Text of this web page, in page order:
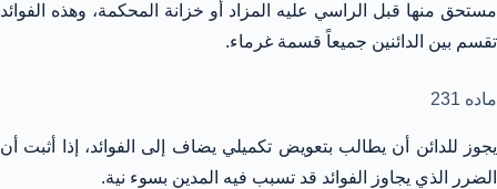
مستحق منها قبل الراسي عليه المزاد أو خزانة المحكمة، وهذه الفوائد
تقسم بين الدائنين جميعاً قسمة غرماء.
ماده 231
يجوز للدائن أن يطالب بتعويض تكميلي يضاف إلى الفوائد، إذا أثبت أن
الضرر الذي يجاوز الفوائد قد تسبب فيه المدين بسوء نية.